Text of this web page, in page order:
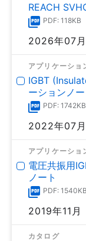
REACH
PDF: 118KB
2026年07月
アプリケーショ
IGBT
ーションノー
PDF: 1742KB
2022年07月
アプリケーショ
電圧共振用
ノート
PDF: 1540KB
2019年11月
カタログ